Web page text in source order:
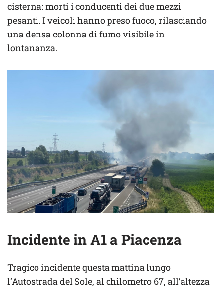
cisterna: morti i conducenti dei due mezzi
pesanti. I veicoli hanno preso fuoco, rilasciando
una densa colonna di fumo visibile in
lontananza.
Incidente in A1 a Piacenza
Tragico incidente questa mattina lungo
l’Autostrada del Sole, al chilometro 67, all’altezza